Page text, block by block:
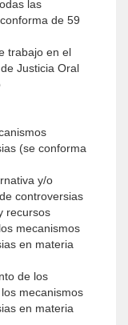
las
de 59
trabajo en el
Justicia Oral
(se conforma
y/o
controversias
recursos
mecanismos
en materia
de los
mecanismos
en materia